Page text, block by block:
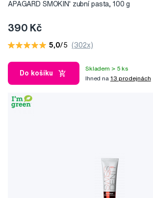
APAGARD SMOKIN' zubní pasta, 100 g
390 Kč
5,0/5 (302x)
Do košíku
Skladem > 5 ks
Ihned na 13 prodejnách